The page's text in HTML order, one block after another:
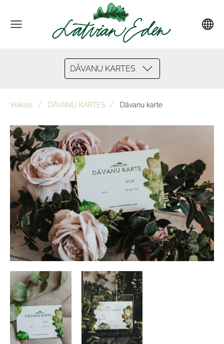
DĀVANU KARTES
Veikals DĀVANU KARTES Dāvanu karte